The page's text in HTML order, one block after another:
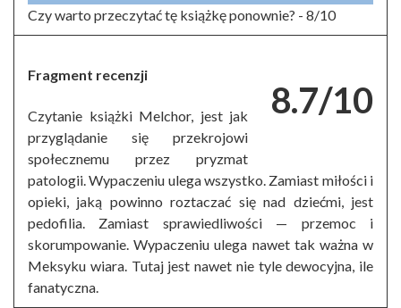
Czy warto przeczytać tę książkę ponownie? - 8/10
8.7/10
Fragment recenzji
Czytanie książki Melchor, jest jak
przyglądanie się przekrojowi
społecznemu przez pryzmat
patologii. Wypaczeniu ulega wszystko. Zamiast miłości i
opieki, jaką powinno roztaczać się nad dziećmi, jest
pedofilia. Zamiast sprawiedliwości — przemoc i
skorumpowanie. Wypaczeniu ulega nawet tak ważna w
Meksyku wiara. Tutaj jest nawet nie tyle dewocyjna, ile
fanatyczna.